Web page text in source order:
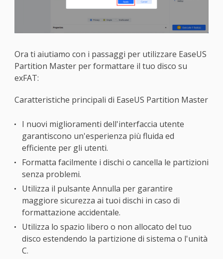
Ora ti aiutiamo con i passaggi per utilizzare EaseUS
Partition Master per formattare il tuo disco su
exFAT:
Caratteristiche principali di EaseUS Partition Master
I nuovi miglioramenti dell'interfaccia utente
garantiscono un'esperienza più fluida ed
efficiente per gli utenti.
Formatta facilmente i dischi o cancella le partizioni
senza problemi.
Utilizza il pulsante Annulla per garantire
maggiore sicurezza ai tuoi dischi in caso di
formattazione accidentale.
Utilizza lo spazio libero o non allocato del tuo
disco estendendo la partizione di sistema o l'unità
C.